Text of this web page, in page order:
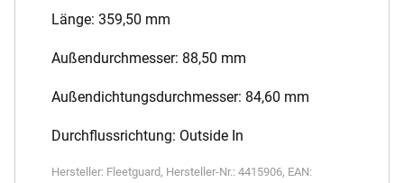
Länge: 359,50 mm
Außendurchmesser: 88,50 mm
Außendichtungsdurchmesser: 84,60 mm
Durchflussrichtung: Outside In
Hersteller: Fleetguard , Hersteller-Nr.: 4415906, EAN: